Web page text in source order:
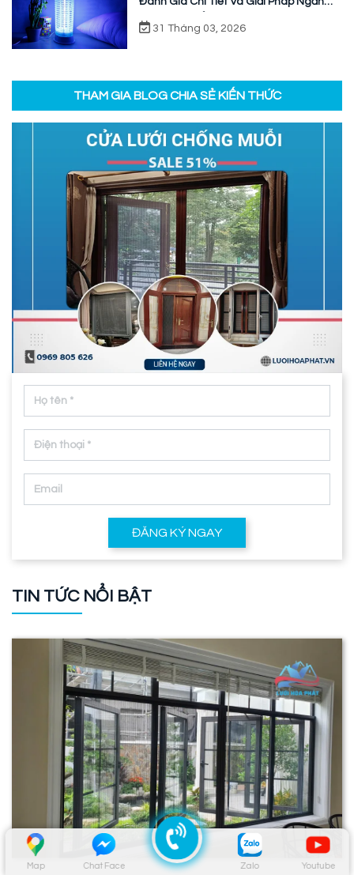
Map Chat Face Zalo Youtube
Chặn Triệt Để
31 Tháng 03, 2026
THAM GIA BLOG CHIA SẺ KIẾN THỨC
ĐĂNG KÝ NGAY
TIN TỨC NỔI BẬT